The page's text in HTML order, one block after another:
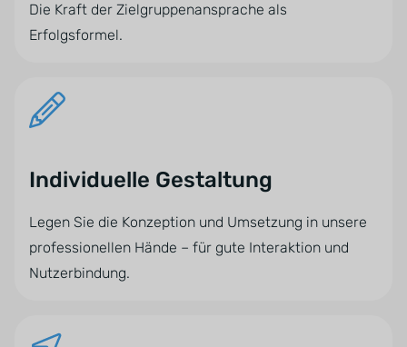
Die Kraft der Zielgruppenansprache als
Erfolgsformel.
Individuelle Gestaltung
Legen Sie die Konzeption und Umsetzung in unsere
professionellen Hände – für gute Interaktion und
Nutzerbindung.